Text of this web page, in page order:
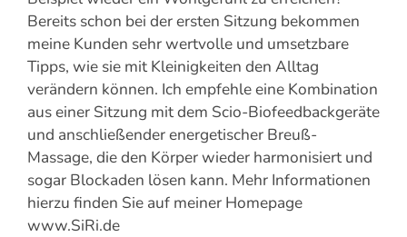
Bereits schon bei der ersten Sitzung bekommen
meine Kunden sehr wertvolle und umsetzbare
Tipps, wie sie mit Kleinigkeiten den Alltag
verändern können. Ich empfehle eine Kombination
aus einer Sitzung mit dem Scio-Biofeedbackgeräte
und anschließender energetischer Breuß-
Massage, die den Körper wieder harmonisiert und
sogar Blockaden lösen kann. Mehr Informationen
hierzu finden Sie auf meiner Homepage
www.SiRi.de